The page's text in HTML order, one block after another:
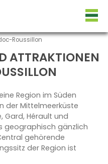
Roussillon
ATTRAKTIONEN
Region im Süden
der Mittelmeerküste
Gard, Hérault und
geographisch gänzlich
gehörende
der Region ist